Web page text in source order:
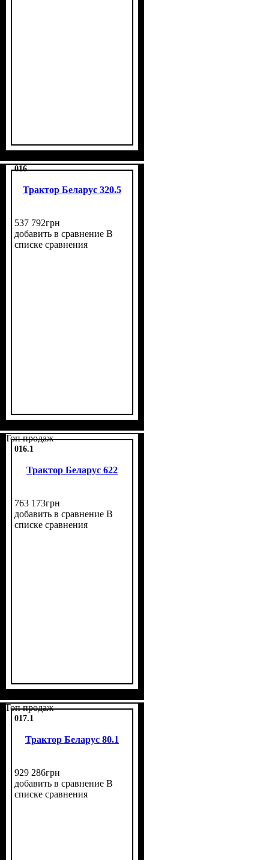
016
Трактор Беларус 320.5
537 792грн
добавить в сравнение В
списке сравнения
Топ продаж
016.1
Трактор Беларус 622
763 173грн
добавить в сравнение В
списке сравнения
Топ продаж
017.1
Трактор Беларус 80.1
929 286грн
добавить в сравнение В
списке сравнения